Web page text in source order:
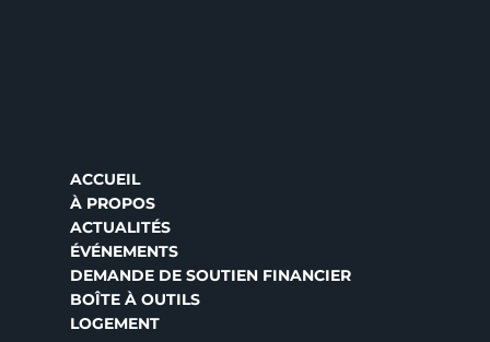
ACCUEIL
À PROPOS
ACTUALITÉS
ÉVÉNEMENTS
DEMANDE DE SOUTIEN FINANCIER
BOÎTE À OUTILS
LOGEMENT